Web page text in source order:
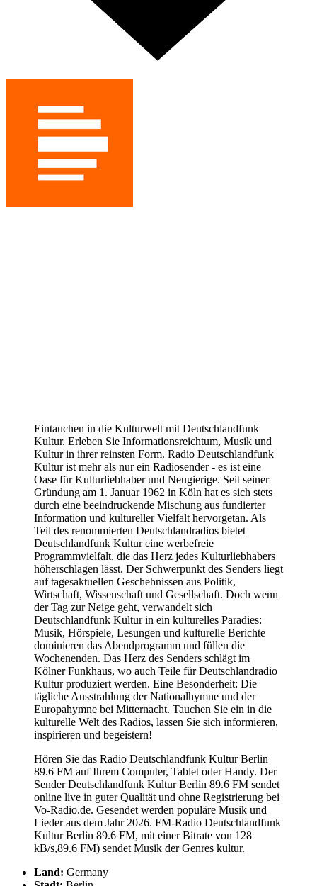
Eintauchen in die Kulturwelt mit Deutschlandfunk
Kultur. Erleben Sie Informationsreichtum, Musik und
Kultur in ihrer reinsten Form. Radio Deutschlandfunk
Kultur ist mehr als nur ein Radiosender - es ist eine
Oase für Kulturliebhaber und Neugierige. Seit seiner
Gründung am 1. Januar 1962 in Köln hat es sich stets
durch eine beeindruckende Mischung aus fundierter
Information und kultureller Vielfalt hervorgetan. Als
Teil des renommierten Deutschlandradios bietet
Deutschlandfunk Kultur eine werbefreie
Programmvielfalt, die das Herz jedes Kulturliebhabers
höherschlagen lässt. Der Schwerpunkt des Senders liegt
auf tagesaktuellen Geschehnissen aus Politik,
Wirtschaft, Wissenschaft und Gesellschaft. Doch wenn
der Tag zur Neige geht, verwandelt sich
Deutschlandfunk Kultur in ein kulturelles Paradies:
Musik, Hörspiele, Lesungen und kulturelle Berichte
dominieren das Abendprogramm und füllen die
Wochenenden. Das Herz des Senders schlägt im
Kölner Funkhaus, wo auch Teile für Deutschlandradio
Kultur produziert werden. Eine Besonderheit: Die
tägliche Ausstrahlung der Nationalhymne und der
Europahymne bei Mitternacht. Tauchen Sie ein in die
kulturelle Welt des Radios, lassen Sie sich informieren,
inspirieren und begeistern!
Hören Sie das Radio Deutschlandfunk Kultur Berlin
89.6 FM auf Ihrem Computer, Tablet oder Handy. Der
Sender Deutschlandfunk Kultur Berlin 89.6 FM sendet
online live in guter Qualität und ohne Registrierung bei
Vo-Radio.de. Gesendet werden populäre Musik und
Lieder aus dem Jahr 2026. FM-Radio Deutschlandfunk
Kultur Berlin 89.6 FM, mit einer Bitrate von 128
kB/s,89.6 FM) sendet Musik der Genres kultur.
Land: Germany